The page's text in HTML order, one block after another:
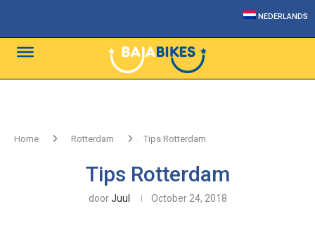
NEDERLANDS
Home Rotterdam Tips Rotterdam
Tips Rotterdam
doorJuul October 24, 2018